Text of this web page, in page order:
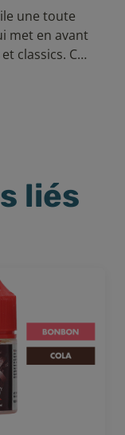
une toute
met en avant
classics. Ces
un large
liés